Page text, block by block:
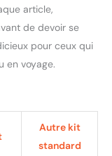
les
même
ont un
à chaque
article,
de devoir se
pour ceux qui
en voyage.
Autre kit
standard